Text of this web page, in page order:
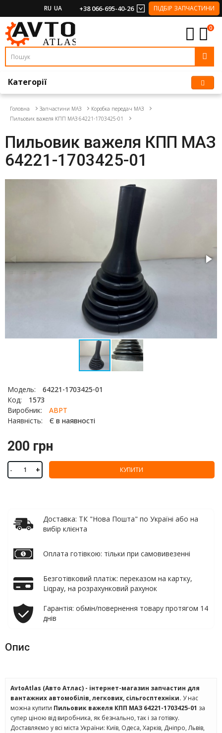
RU UA +38 066-695-40-26 ПІДБІР ЗАПЧАСТИНИ
0
Категорії
Головна Запчастини МАЗ
Коробка передач МАЗ
Пильовик важеля КПП МАЗ 64221-1703425-01
Пильовик важеля КПП МАЗ
64221-1703425-01
Модель:
64221-1703425-01
Код:
1573
Виробник:
АВРТ
Наявність:
Є в наявності
200 грн
- + КУПИТИ
Доставка: ТК "Нова Пошта" по Україні або на
вибір клієнта
Оплата готівкою: тільки при самовивезенні
Безготівковий платіж: переказом на картку,
Liqpay, на розрахунковий рахунок
Гарантія: обмін/повернення товару протягом 14
днів
Опис
AvtoAtlas (Авто Атлас) - інтернет-магазин запчастин для
вантажних автомобілів, легкових, сільгосптехніки. У нас
можна купити Пильовик важеля КПП МАЗ 64221-1703425-01 за
супер ціною від виробника, як безнально, так і за готівку.
Доставляємо у всі міста України: Київ, Одеса, Харків, Дніпро, Львів,